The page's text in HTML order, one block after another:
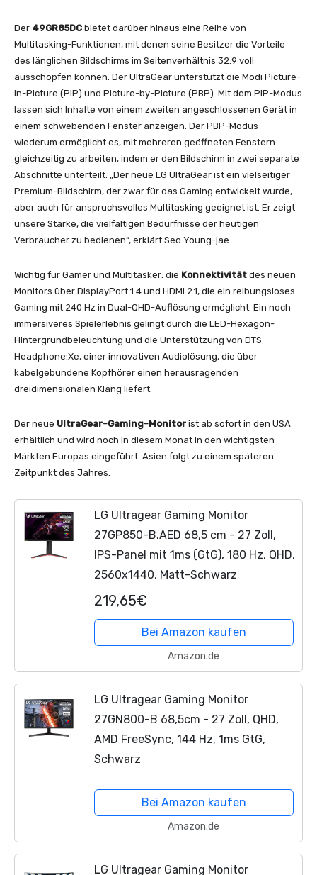
Der 49GR85DC bietet darüber hinaus eine Reihe von
Multitasking-Funktionen, mit denen seine Besitzer die Vorteile
des länglichen Bildschirms im Seitenverhältnis 32:9 voll
ausschöpfen können. Der UltraGear unterstützt die Modi Picture-
in-Picture (PIP) und Picture-by-Picture (PBP). Mit dem PIP-Modus
lassen sich Inhalte von einem zweiten angeschlossenen Gerät in
einem schwebenden Fenster anzeigen. Der PBP-Modus
wiederum ermöglicht es, mit mehreren geöffneten Fenstern
gleichzeitig zu arbeiten, indem er den Bildschirm in zwei separate
Abschnitte unterteilt. „Der neue LG UltraGear ist ein vielseitiger
Premium-Bildschirm, der zwar für das Gaming entwickelt wurde,
aber auch für anspruchsvolles Multitasking geeignet ist. Er zeigt
unsere Stärke, die vielfältigen Bedürfnisse der heutigen
Verbraucher zu bedienen“, erklärt Seo Young-jae.
Wichtig für Gamer und Multitasker: die Konnektivität des neuen
Monitors über DisplayPort 1.4 und HDMI 2.1, die ein reibungsloses
Gaming mit 240 Hz in Dual-QHD-Auflösung ermöglicht. Ein noch
immersiveres Spielerlebnis gelingt durch die LED-Hexagon-
Hintergrundbeleuchtung und die Unterstützung von DTS
Headphone:Xe, einer innovativen Audiolösung, die über
kabelgebundene Kopfhörer einen herausragenden
dreidimensionalen Klang liefert.
Der neue UltraGear-Gaming-Monitor ist ab sofort in den USA
erhältlich und wird noch in diesem Monat in den wichtigsten
Märkten Europas eingeführt. Asien folgt zu einem späteren
Zeitpunkt des Jahres.
LG Ultragear Gaming Monitor
27GP850-B.AED 68,5 cm - 27 Zoll,
IPS-Panel mit 1ms (GtG), 180 Hz, QHD,
2560x1440, Matt-Schwarz
219,65€
Bei Amazon kaufen
Amazon.de
LG Ultragear Gaming Monitor
27GN800-B 68,5cm - 27 Zoll, QHD,
AMD FreeSync, 144 Hz, 1ms GtG,
Schwarz
Bei Amazon kaufen
Amazon.de
LG Ultragear Gaming Monitor